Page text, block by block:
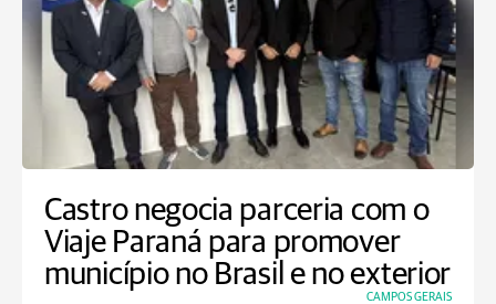
Castro negocia parceria com o
Viaje Paraná para promover
município no Brasil e no exterior
CAMPOS GERAIS